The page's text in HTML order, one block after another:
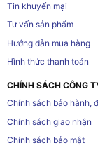
Tin khuyến mại
Tư vấn sản phẩm
Hướng dẫn mua hàng
Hình thức thanh toán
CHÍNH SÁCH CÔNG
Chính sách bảo hành,
Chính sách giao nhận
Chính sách bảo mật